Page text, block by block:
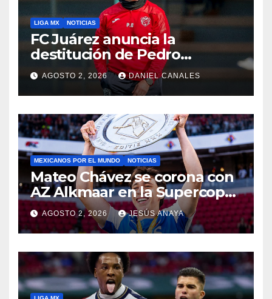
LIGA MX NOTICIAS
FC Juárez anuncia la
destitución de Pedro
Caixinha
AGOSTO 2, 2026 DANIEL CANALES
MEXICANOS POR EL MUNDO NOTICIAS
Mateo Chávez se corona con
AZ Alkmaar en la Supercopa
de Países Bajos
AGOSTO 2, 2026 JESÚS ANAYA